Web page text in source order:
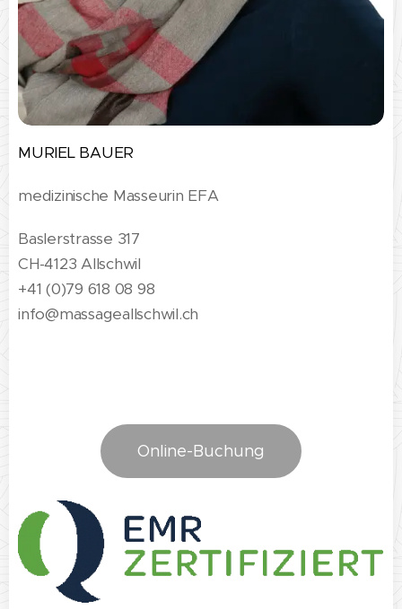
MURIEL BAUER
medizinische Masseurin EFA
Baslerstrasse 317
CH-4123 Allschwil
+41 (0)79 618 08 98
info@massageallschwil.ch
Online-Buchung